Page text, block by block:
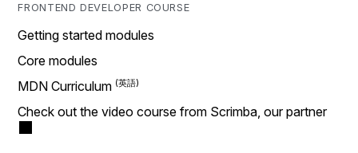
FRONTEND DEVELOPER COURSE
Getting started modules
Core modules
MDN Curriculum
Check out the video course from Scrimba, our partner